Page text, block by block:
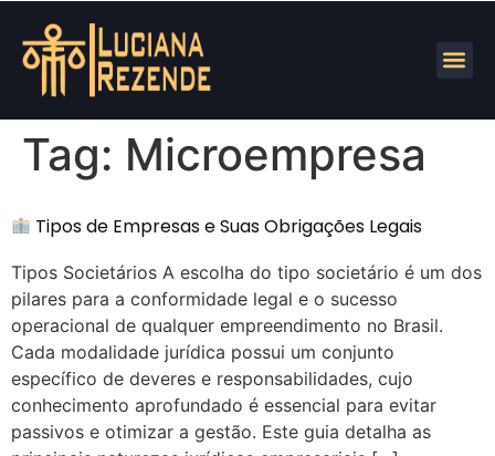
Tag: Microempresa
Tipos de Empresas e Suas Obrigações Legais
Tipos Societários A escolha do tipo societário é um dos
pilares para a conformidade legal e o sucesso
operacional de qualquer empreendimento no Brasil.
Cada modalidade jurídica possui um conjunto
específico de deveres e responsabilidades, cujo
conhecimento aprofundado é essencial para evitar
passivos e otimizar a gestão. Este guia detalha as